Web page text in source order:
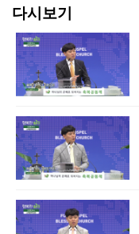
다시보기